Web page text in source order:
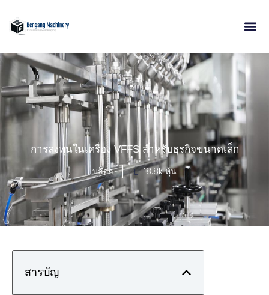
ไป
เนื้อหา
การลงทุนในเครื่อง VFFS สำหรับธุรกิจขนาดเล็ก
บล็อก 18.8k หุ้น
สารบัญ